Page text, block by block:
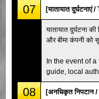
07 [यातायात
यातायात दुर्घटना
और बीमा कंपनी को
In the event of
guide, local
08 [अनधिकृत